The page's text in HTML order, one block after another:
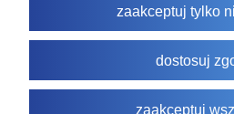
zaakceptuj tylko
dostosuj
zaakceptuj